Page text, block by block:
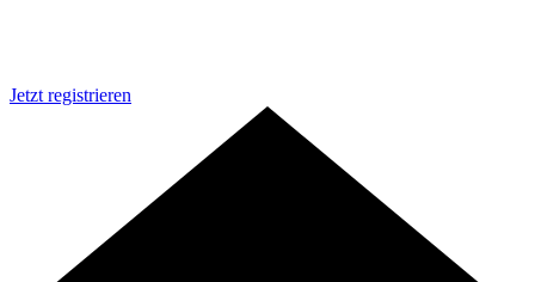
Jetzt registrieren